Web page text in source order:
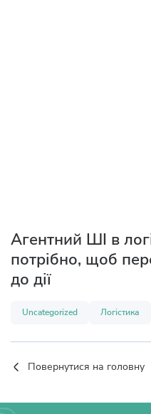
Агентний ШІ в
потрібно, щоб
до дії
Uncategorized Логістика
Повернутися на головну